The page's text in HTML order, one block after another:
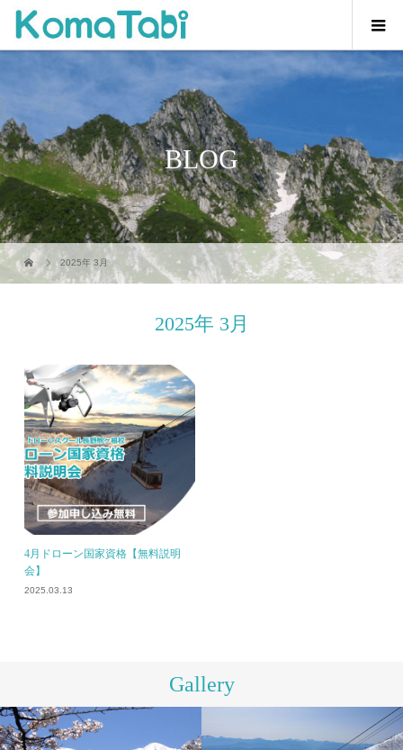
BLOG
2025年 3月
2025年 3月
4月ドローン国家資格【無料説明
会】
2025.03.13
Gallery